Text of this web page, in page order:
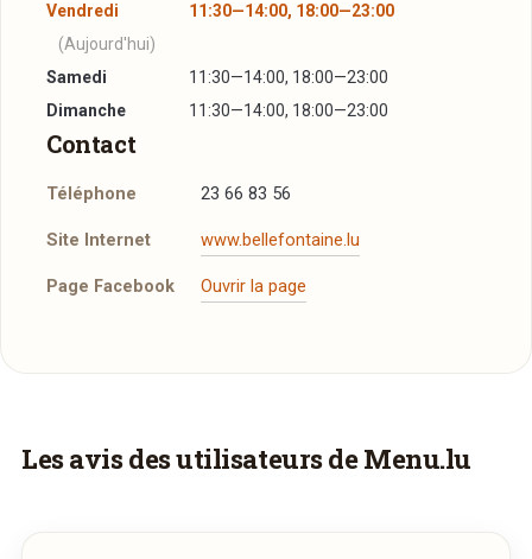
toutes les informations grâce au bureau du tourisme se
trouvant face à notre établissement.
Vendredi
11:30—14:00, 18:00—23:00
(Aujourd'hui)
Samedi
11:30—14:00, 18:00—23:00
Dimanche
11:30—14:00, 18:00—23:00
Contact
Téléphone 23 66 83 56
Site Internet www.bellefontaine.lu
Page Facebook Ouvrir la page
Filet de boeuf gourmand 25,90€
Vous aimeriez être livré ?
Les avis des utilisateurs de Menu.lu